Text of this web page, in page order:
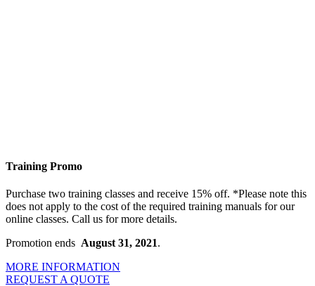
Training Promo
Purchase two training classes and receive 15% off. *Please note this
does not apply to the cost of the required training manuals for our
online classes. Call us for more details.
Promotion ends August 31, 2021.
MORE INFORMATION
REQUEST A QUOTE